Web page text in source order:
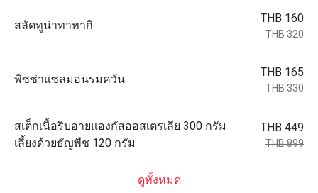
สลัดทูน่าทาทากิ
THB 160
THB 320
พิซซ่าแซลมอนรมควัน
THB 165
THB 330
สเต็กเนื้อริบอายแองกัสออสเตรเลีย 300 กรัม
เลี้ยงด้วยธัญพืช 120 กรัม
THB 449
THB 899
ดูทั้งหมด